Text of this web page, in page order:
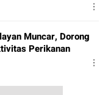
Muncar, Dorong
Perikanan